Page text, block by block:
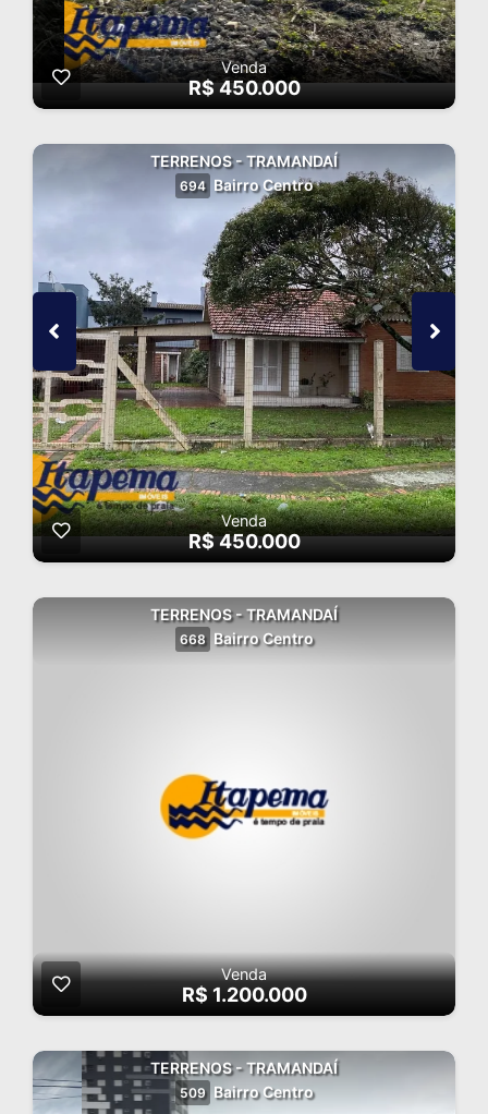
Venda
R$ 450.000
TERRENOS - TRAMANDAÍ
694 Bairro Centro
Venda
R$ 450.000
TERRENOS - TRAMANDAÍ
668 Bairro Centro
Venda
R$ 1.200.000
TERRENOS - TRAMANDAÍ
509 Bairro Centro